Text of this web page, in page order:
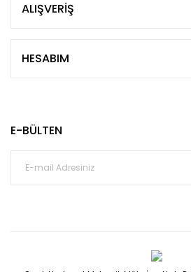
ALIŞVERİŞ
HESABIM
E-BÜLTEN